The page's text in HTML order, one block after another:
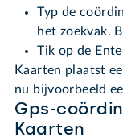
Typ de
het zoekvak.
Tik op de
Kaarten plaatst
nu bijvoorbeeld
Gps-
Kaarten